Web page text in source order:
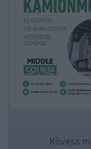
Kövess